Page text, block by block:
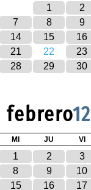
1 2
7 8 9
14 15 16
21 22 23
28 29 30
febrero12
MI JU VI
1 2 3
8 9 10
15 16 17